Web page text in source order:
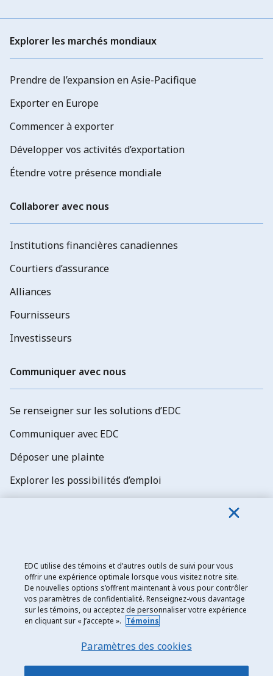
Explorer les marchés mondiaux
Prendre de l’expansion en Asie-Pacifique
Exporter en Europe
Commencer à exporter
Développer vos activités d’exportation
Étendre votre présence mondiale
Collaborer avec nous
Institutions financières canadiennes
Courtiers d’assurance
Alliances
Fournisseurs
Investisseurs
Communiquer avec nous
Se renseigner sur les solutions d’EDC
Communiquer avec EDC
Déposer une plainte
Explorer les possibilités d’emploi
Exportation et développement Canada
Énoncé de confidentialité
EDC utilise des témoins et d’autres outils de suivi pour vous
offrir une expérience optimale lorsque vous visitez notre site.
De nouvelles options s’offrent maintenant à vous pour contrôler
vos paramètres de confidentialité. Renseignez-vous davantage
sur les témoins, ou acceptez de personnaliser votre expérience
en cliquant sur « J’accepte ». Témoins
Paramètres des cookies